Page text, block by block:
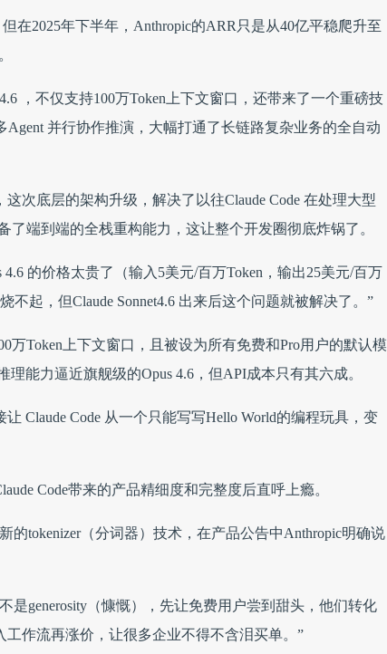
在2025年下半年，Anthropic的ARR只是从40亿平稳爬升至
，不仅支持100万Token上下文窗口，还带来了一个重磅技
Agent 并行协作推演，大幅打通了长链路复杂业务的全自动
次底层的架构升级，解决了以往Claude Code 在处理大型
端到端的全栈重构能力，这让整个开发圈彻底炸锅了。
的价格太贵了（输入5美元/百万Token，输出25美元/百万
不起，但Claude Sonnet4.6 出来后这个问题就被解决了。”
万Token上下文窗口，且被设为所有免费和Pro用户的默认模
能力逼近旗舰级的Opus 4.6，但API成本只有其六成。
Claude Code 从一个只能写写Hello World的编程玩具，变
Code带来的产品精细度和完整度后直呼上瘾。
的tokenizer（分词器）技术，在产品公告中Anthropic明确说
是generosity（慷慨），先让免费用户尝到甜头，他们转化
作流再涨价，让很多企业不得不含泪买单。”